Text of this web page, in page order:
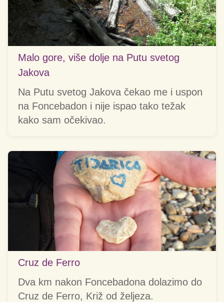
Malo gore, više dolje na Putu svetog
Jakova
Na Putu svetog Jakova čekao me i uspon
na Foncebadon i nije ispao tako težak
kako sam očekivao.
Cruz de Ferro
Dva km nakon Foncebadona dolazimo do
Cruz de Ferro, Križ od željeza.